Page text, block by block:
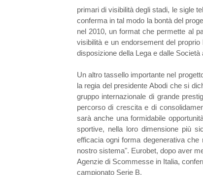
primari di visibilità degli stadi, le sigle
conferma in tal modo la bontà del
nel 2010, un format che permette al
visibilità e un endorsement del
disposizione della Lega e dalle Società
Un altro tassello importante nel
la regia del presidente Abodi che si
gruppo internazionale di grande
percorso di crescita e di
sarà anche una formidabile
sportive, nella loro dimensione più
efficacia ogni forma degenerativa
nostro sistema". Eurobet, dopo aver
Agenzie di Scommesse in Italia,
campionato Serie B.